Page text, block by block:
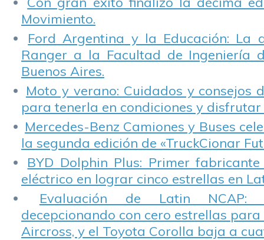
Movimiento.
Ford Argentina y la Educación: La
Ranger a la Facultad de Ingeniería
Buenos Aires.
Moto y verano: Cuidados y consejos
para tenerla en condiciones y disfrutar
Mercedes-Benz Camiones y Buses
la segunda edición de «TruckCionar
BYD Dolphin Plus: Primer
eléctrico en lograr cinco estrellas en
Evaluación de Latin NCAP:
decepcionando con cero estrellas para
Aircross, y el Toyota Corolla baja a